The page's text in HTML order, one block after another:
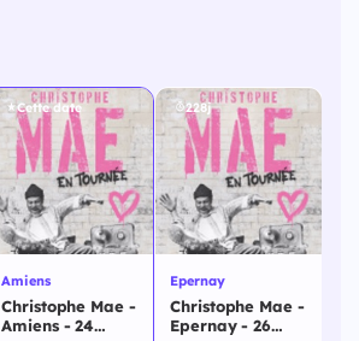
Cette date
Amiens
Christophe Mae -
Amiens - 24
228j
Epernay
Christophe Mae -
Epernay - 26